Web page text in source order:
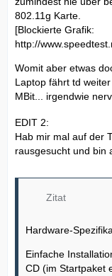
802.11g Karte.
[Blockierte Grafik:
http://
Womit aber etwas
Laptop fährt td
MBit... irgendwie
EDIT 2:
Hab mir mal auf der
rausgesucht und bin
Zitat
Hardware-
Einfache
CD (im Startpaket